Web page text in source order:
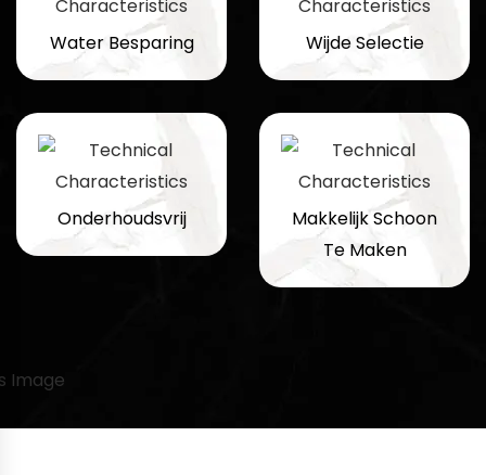
Water Besparing Wijde Selectie
Onderhoudsvrij
Makkelijk Schoon
Te Maken